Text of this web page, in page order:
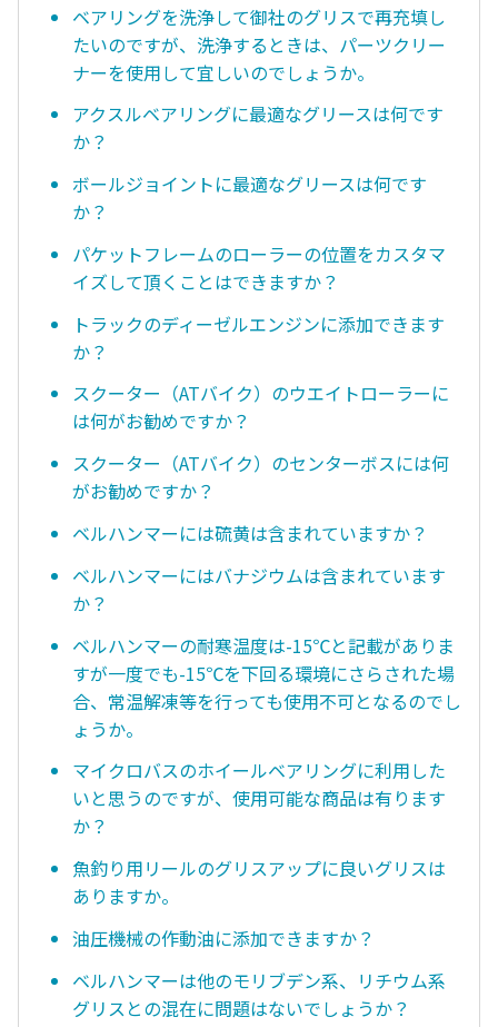
ベアリングを洗浄して御社のグリスで再充填し
たいのですが、洗浄するときは、パーツクリー
ナーを使用して宜しいのでしょうか。
アクスルベアリングに最適なグリースは何です
か？
ボールジョイントに最適なグリースは何です
か？
パケットフレームのローラーの位置をカスタマ
イズして頂くことはできますか？
トラックのディーゼルエンジンに添加できます
か？
スクーター（ATバイク）のウエイトローラーに
は何がお勧めですか？
スクーター（ATバイク）のセンターボスには何
がお勧めですか？
ベルハンマーには硫黄は含まれていますか？
ベルハンマーにはバナジウムは含まれています
か？
ベルハンマーの耐寒温度は-15℃と記載がありま
すが一度でも-15℃を下回る環境にさらされた場
合、常温解凍等を行っても使用不可となるのでし
ょうか。
マイクロバスのホイールベアリングに利用した
いと思うのですが、使用可能な商品は有ります
か？
魚釣り用リールのグリスアップに良いグリスは
ありますか。
油圧機械の作動油に添加できますか？
ベルハンマーは他のモリブデン系、リチウム系
グリスとの混在に問題はないでしょうか？